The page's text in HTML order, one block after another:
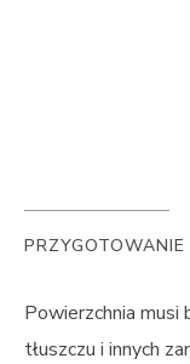
Powierzchnia musi
tłuszczu i innych